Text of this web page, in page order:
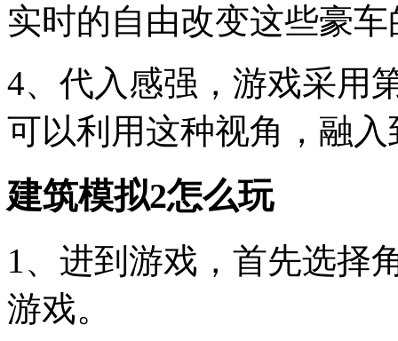
实时的自由改变这些豪
4、代入感强，游戏采用
可以利用这种视角，融
建筑模拟2怎么玩
1、进到游戏，首先选择
游戏。